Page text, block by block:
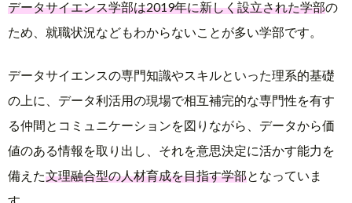
データサイエンス学部は2019年に新しく設立された学部の
ため、就職状況などもわからないことが多い学部です。
データサイエンスの専門知識やスキルといった理系的基礎
の上に、データ利活用の現場で相互補完的な専門性を有す
る仲間とコミュニケーションを図りながら、データから価
値のある情報を取り出し、それを意思決定に活かす能力を
備えた文理融合型の人材育成を目指す学部となっていま